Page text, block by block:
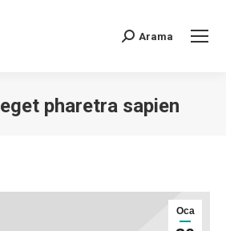
Arama
pharetra sapien
Oca